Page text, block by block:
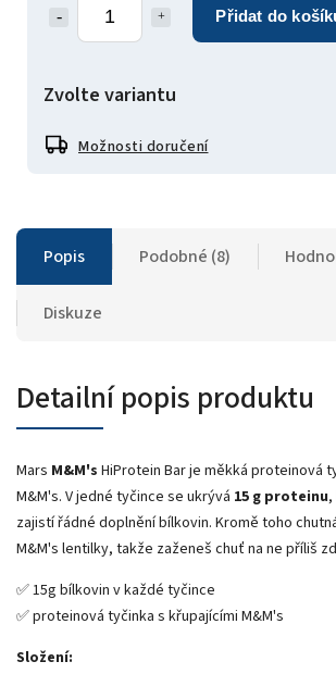
Přidat do
Zvolte variantu
Možnosti doručení
Popis Podobné (8)
Diskuze
Detailní popis produktu
Mars M&M's HiProtein Bar je měkká proteinová
M&M's. V jedné tyčince se ukrývá 15 g proteinu
zajistí řádné doplnění bílkovin. Kromě toho
M&M's lentilky, takže zaženeš chuť na ne příliš
✅ 15g bílkovin v každé tyčince
✅ proteinová tyčinka s křupajícími M&M's
Složení: